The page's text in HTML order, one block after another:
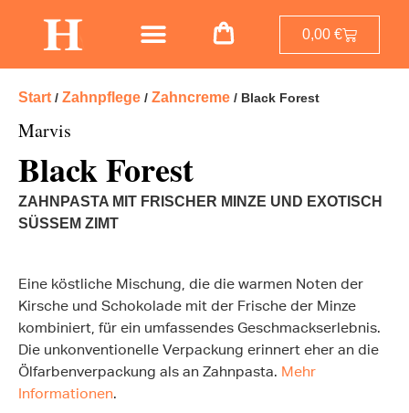
0,00€
Start / Zahnpflege / Zahncreme / Black Forest
Marvis
Black Forest
ZAHNPASTA MIT FRISCHER MINZE UND EXOTISCH
SÜSSEM ZIMT
Eine köstliche Mischung, die die warmen Noten der
Kirsche und Schokolade mit der Frische der Minze
kombiniert, für ein umfassendes Geschmackserlebnis.
Die unkonventionelle Verpackung erinnert eher an die
Ölfarbenverpackung als an Zahnpasta. Mehr
Informationen.